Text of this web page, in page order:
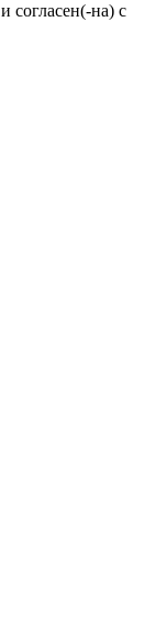
и согласен(-на) с